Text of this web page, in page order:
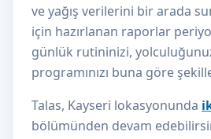
ve yağış verilerini bir arada
için hazırlanan raporlar
günlük rutininizi,
programınızı buna göre
Talas, Kayseri lokasyonunda
bölümünden devam